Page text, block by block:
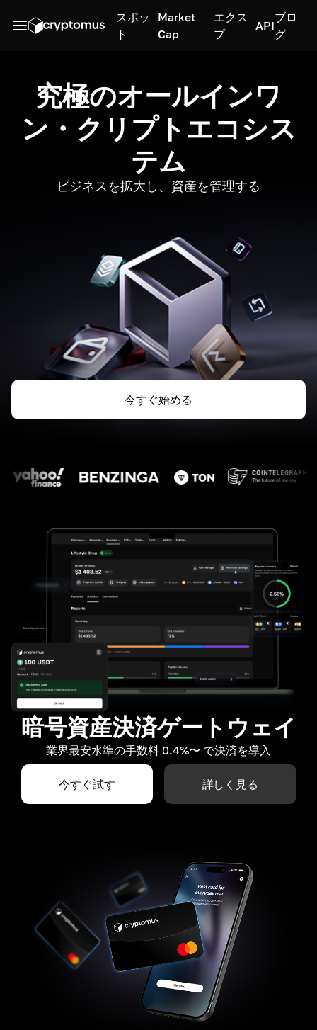
スポッ
ト
Market
Cap
エクス
プ
API
ブロ
グ
究極のオールインワ
ン・クリプトエコシス
テム
ビジネスを拡大し、資産を管理する
今すぐ始める
暗号資産決済ゲートウェイ
業界最安水準の手数料 0.4%〜 で決済を導入
今すぐ試す 詳しく見る